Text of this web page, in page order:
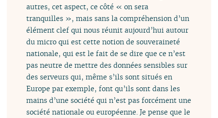
autres, cet aspect, ce côté « on sera
tranquilles », mais sans la compréhension d’un
élément clef qui nous réunit aujourd’hui autour
du micro qui est cette notion de souveraineté
nationale, qui est le fait de se dire que ce n’est
pas neutre de mettre des données sensibles sur
des serveurs qui, même s’ils sont situés en
Europe par exemple, font qu’ils sont dans les
mains d’une société qui n’est pas forcément une
société nationale ou européenne. Je pense que le